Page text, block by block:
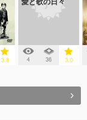
3.8
愛と歌の日々
4 36 3.0